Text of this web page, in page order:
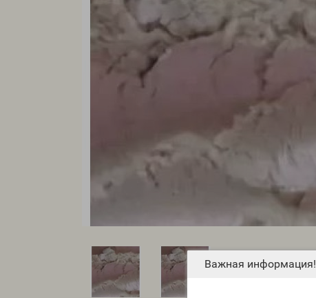
Важная информация!